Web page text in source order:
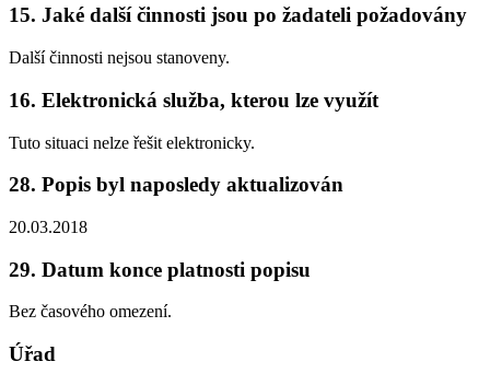
15. Jaké další činnosti jsou po žadateli požadovány
Další činnosti nejsou stanoveny.
16. Elektronická služba, kterou lze využít
Tuto situaci nelze řešit elektronicky.
28. Popis byl naposledy aktualizován
20.03.2018
29. Datum konce platnosti popisu
Bez časového omezení.
Úřad